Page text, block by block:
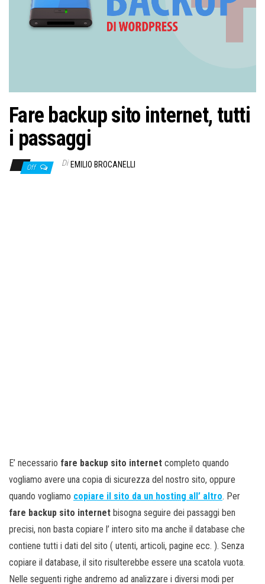
Fare backup sito internet, tutti
i passaggi
Off Di EMILIO BROCANELLI
E’ necessario fare backup sito internet completo quando
vogliamo avere una copia di sicurezza del nostro sito, oppure
quando vogliamo copiare il sito da un hosting all’ altro. Per
fare backup sito internet bisogna seguire dei passaggi ben
precisi, non basta copiare l’ intero sito ma anche il database che
contiene tutti i dati del sito ( utenti, articoli, pagine ecc. ). Senza
copiare il database, il sito risulterebbe essere una scatola vuota.
Nelle seguenti righe andremo ad analizzare i diversi modi per